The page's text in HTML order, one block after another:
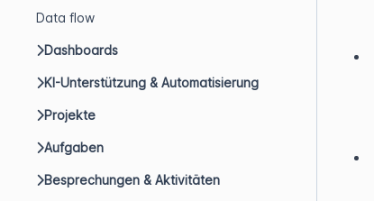
Data flow
Dashboards
KI-Unterstützung & Automatisierung
Projekte
Aufgaben
Besprechungen & Aktivitäten